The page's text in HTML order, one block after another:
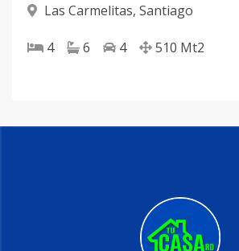
Las Carmelitas, Santiago
4 6 4 510 Mt2